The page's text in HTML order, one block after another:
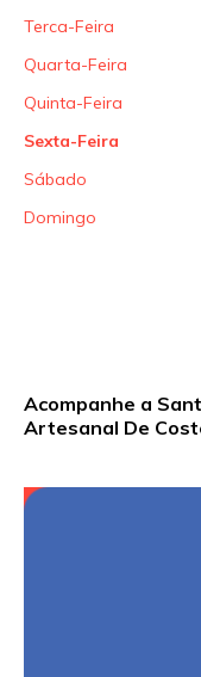
Terca-Feira
Quarta-Feira
Quinta-Feira
Sexta-Feira
Sábado
Domingo
Acompanhe a
Artesanal De